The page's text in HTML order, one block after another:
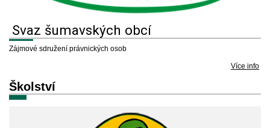
Svaz šumavských obcí
Zájmové sdružení právnických osob
Více info
Školství